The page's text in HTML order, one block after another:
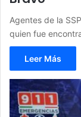
Agentes de la
quien fue
Leer Más